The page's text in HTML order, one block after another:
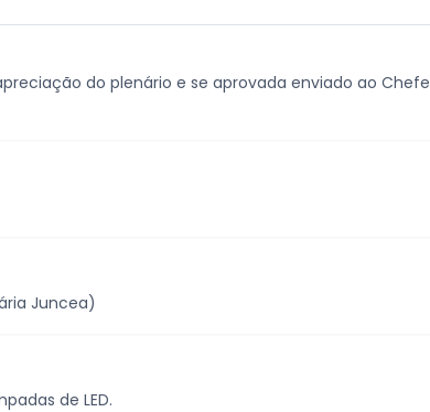
do plenário e se aprovada enviado ao Chefe
Juncea)
de LED.